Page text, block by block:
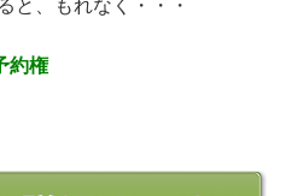
と、もれなく・・・
約権